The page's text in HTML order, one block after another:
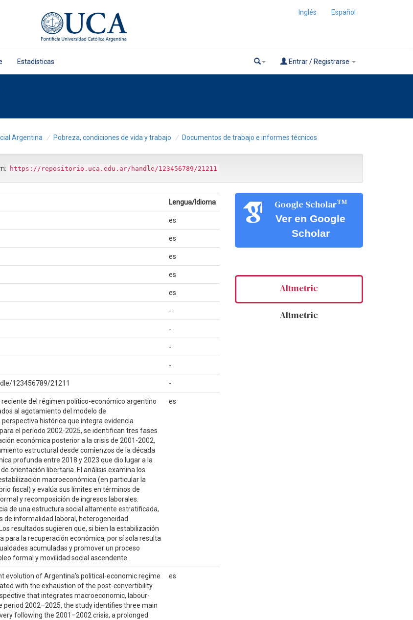
Inglés Español
Estadísticas Entrar / Registrarse
Argentina Pobreza, condiciones de vida y trabajo Documentos de trabajo e informes técnicos
https://repositorio.uca.edu.ar/handle/123456789/21211
Lengua/Idioma
es
es
es
es
es
-
-
-
-
123456789/21211 -
del régimen político-económico argentino
al agotamiento del modelo de
histórica que integra evidencia
el período 2002-2025, se identifican tres fases
económica posterior a la crisis de 2001-2002,
estructural desde comienzos de la década
profunda entre 2018 y 2023 que dio lugar a la
orientación libertaria. El análisis examina los
macroeconómica (en particular la
fiscal) y evalúa sus límites en términos de
y recomposición de ingresos laborales.
de una estructura social altamente estratificada,
de informalidad laboral, heterogeneidad
resultados sugieren que, si bien la estabilización
para la recuperación económica, por sí sola resulta
acumuladas y promover un proceso
formal y movilidad social ascendente.
es
evolution of Argentina’s political-economic regime
with the exhaustion of the post-convertibility
that integrates macroeconomic, labour-
period 2002–2025, the study identifies three main
following the 2001–2002 crisis, a prolonged
es
Google ScholarTM
Ver en Google
Scholar
Altmetric
Altmetric